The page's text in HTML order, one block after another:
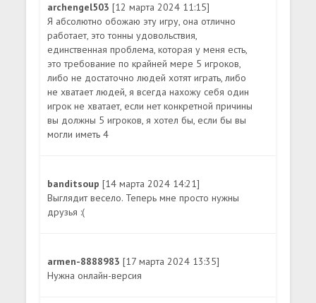
archengel503[12 марта 2024 11:15]
Я абсолютно обожаю эту игру, она отлично
работает, это тонны удовольствия,
единственная проблема, которая у меня есть,
это требование по крайней мере 5 игроков,
либо не достаточно людей хотят играть, либо
не хватает людей, я всегда нахожу себя один
игрок не хватает, если нет конкретной причины
вы должны 5 игроков, я хотел бы, если бы вы
могли иметь 4
banditsoup[14 марта 2024 14:21]
Выглядит весело. Теперь мне просто нужны
друзья :(
armen-8888983[17 марта 2024 13:35]
Нужна онлайн-версия